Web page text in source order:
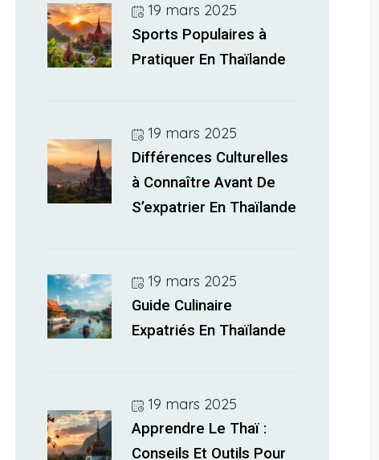
19 mars 2025
Sports Populaires à
Pratiquer En Thaïlande
19 mars 2025
Différences Culturelles
à Connaître Avant De
S’expatrier En Thaïlande
19 mars 2025
Guide Culinaire
Expatriés En Thaïlande
19 mars 2025
Apprendre Le Thaï :
Conseils Et Outils Pour